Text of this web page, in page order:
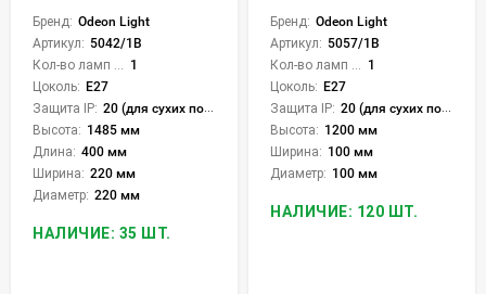
Бренд: Odeon Light
Артикул: 5042/1B
Кол-во ламп или LED: 1
Цоколь: E27
Защита IP: 20 (для сухих пом.)
Высота: 1485 мм
Длина: 400 мм
Ширина: 220 мм
Диаметр: 220 мм
НАЛИЧИЕ: 35 ШТ.
Бренд: Odeon Light
Артикул: 5057/1B
Кол-во ламп или LED: 1
Цоколь: E27
Защита IP: 20 (для сухих пом.)
Высота: 1200 мм
Ширина: 100 мм
Диаметр: 100 мм
НАЛИЧИЕ: 120 ШТ.